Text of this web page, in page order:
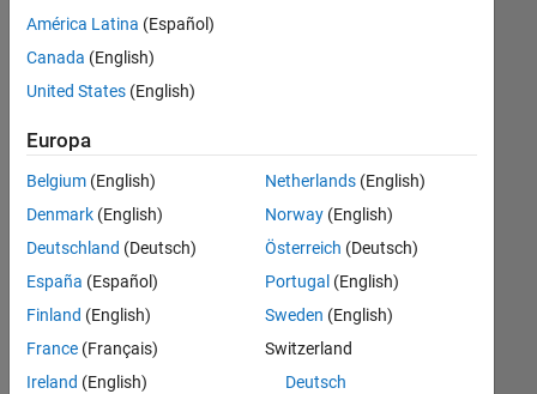
es
keine
offenen
Stellen,
Ihren
Suchkriterien
entsprechen.
können
die
Suchkriterien
weiter
fassen
oder
América Latina (Español)
Canada (English)
United States (English)
Europa
Belgium (English)
Denmark (English)
Deutschland (Deutsch)
España (Español)
Finland (English)
France (Français)
Ireland (English)
Netherlands(English)
Norway(English)
Österreich (Deutsch)
Portugal (English)
Sweden (English)
Switzerland
Deutsch